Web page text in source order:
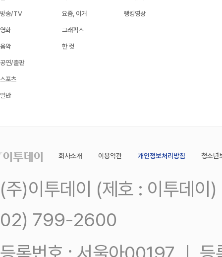
방송/TV
영화
음악
공연/출판
스포츠
일반
요즘, 이거
그래픽스
한 컷
랭킹영상
회사소개 이용약관 개인정보처리방침 청소년
(주)이투데이 (제호 : 이투데
02) 799-2600